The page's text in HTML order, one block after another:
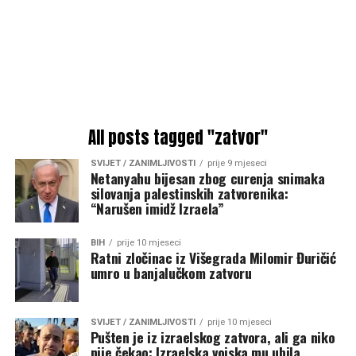
All posts tagged "zatvor"
SVIJET / ZANIMLJIVOSTI prije 9 mjeseci
Netanyahu bijesan zbog curenja snimaka
silovanja palestinskih zatvorenika:
“Narušen imidž Izraela”
BIH prije 10 mjeseci
Ratni zločinac iz Višegrada Milomir Đuričić
umro u banjalučkom zatvoru
SVIJET / ZANIMLJIVOSTI prije 10 mjeseci
Pušten je iz izraelskog zatvora, ali ga niko